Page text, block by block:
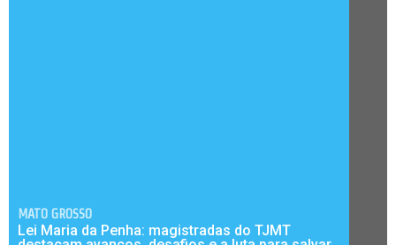
MATO GROSSO
Lei Maria da Penha: magistradas do TJMT